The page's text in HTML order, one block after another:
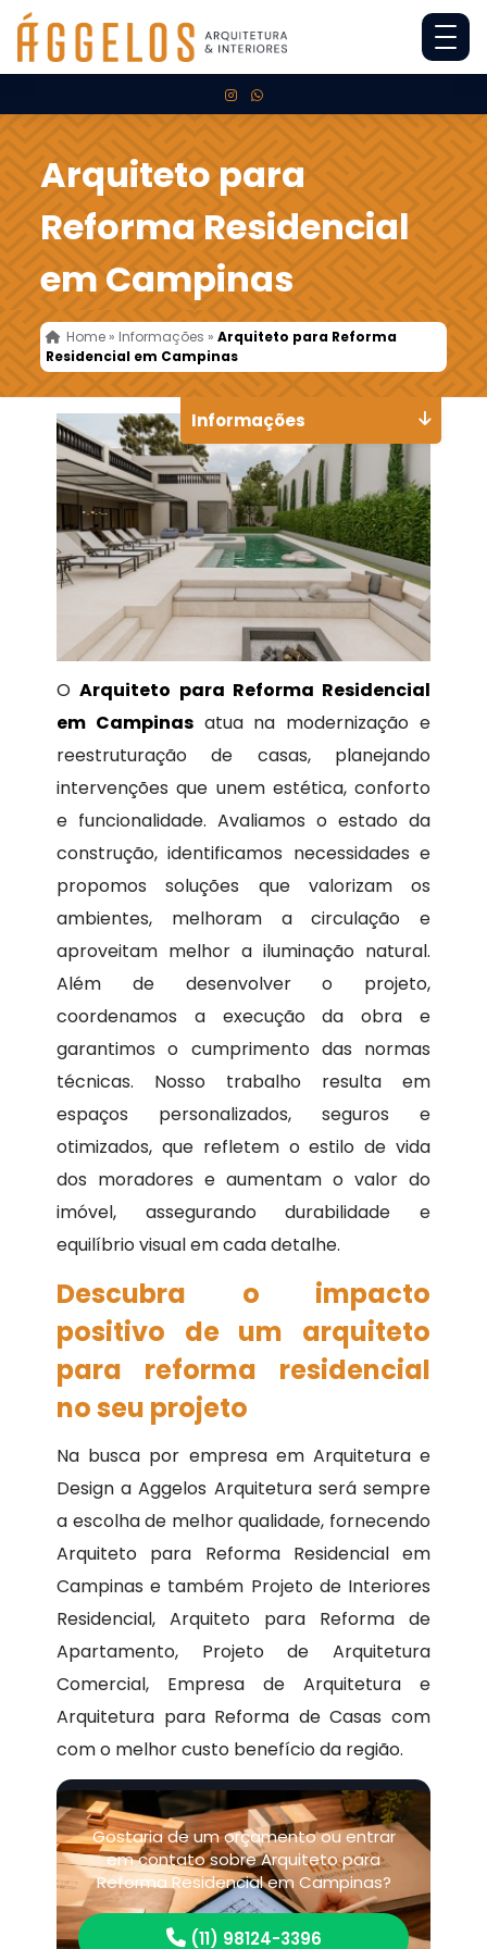
Arquiteto para
Reforma Residencial
em Campinas
Home » Informações »Arquiteto para Reforma
Residencial em Campinas
OArquiteto para Reforma Residencial
em Campinas atua na modernização e
reestruturação de casas, planejando
intervenções que unem estética, conforto
e funcionalidade. Avaliamos o estado da
construção, identificamos necessidades e
propomos soluções que valorizam os
ambientes, melhoram a circulação e
aproveitam melhor a iluminação natural.
Além de desenvolver o projeto,
coordenamos a execução da obra e
garantimos o cumprimento das normas
técnicas. Nosso trabalho resulta em
espaços personalizados, seguros e
otimizados, que refletem o estilo de vida
dos moradores e aumentam o valor do
imóvel, assegurando durabilidade e
equilíbrio visual em cada detalhe.
Descubra o impacto
positivo de um arquiteto
para reforma residencial
no seu projeto
Na busca por empresa em Arquitetura e
Design a Aggelos Arquitetura será sempre
a escolha de melhor qualidade, fornecendo
Arquiteto para Reforma Residencial em
Campinas e também Projeto de Interiores
Residencial, Arquiteto para Reforma de
Apartamento, Projeto de Arquitetura
Comercial, Empresa de Arquitetura e
Arquitetura para Reforma de Casas com
com o melhor custo benefício da região.
Gostaria de um orçamento ou entrar
em contato sobre Arquiteto para
Reforma Residencial em Campinas?
(11) 98124-3396
Informações